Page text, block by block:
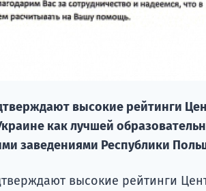
высокие рейтинги
как лучшей
заведениями Республики
высокие рейтинги